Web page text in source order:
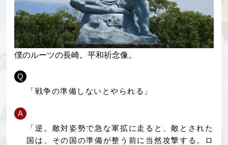
僕のルーツの長崎。平和祈念像。
Q
「戦争の準備しないとやられる」
A
「逆。敵対姿勢で急な軍拡に走ると、敵とされた
国は、その国の準備が整う前に当然攻撃する。ロ